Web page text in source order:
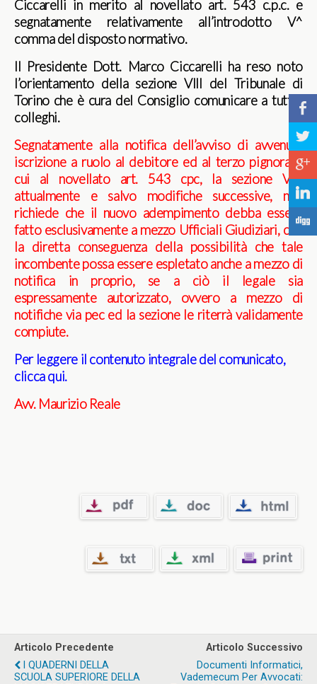
Ciccarelli in merito al novellato art. 543 c.p.c. e
segnatamente relativamente all’introdotto V^
comma del disposto normativo.
Il Presidente Dott. Marco Ciccarelli ha reso noto
l’orientamento della sezione VIII del Tribunale di
Torino che è cura del Consiglio comunicare a tutti i
colleghi.
Segnatamente alla notifica dell’avviso di avvenuta
iscrizione a ruolo al debitore ed al terzo pignorato
cui al novellato art. 543 cpc, la sezione VIII,
attualmente e salvo modifiche successive, non
richiede che il nuovo adempimento debba essere
fatto esclusivamente a mezzo Ufficiali Giudiziari, con
la diretta conseguenza della possibilità che tale
incombente possa essere espletato anche a mezzo di
notifica in proprio, se a ciò il legale sia
espressamente autorizzato, ovvero a mezzo di
notifiche via pec ed la sezione le riterrà validamente
compiute.
Per leggere il contenuto integrale del comunicato,
clicca qui.
Avv. Maurizio Reale
Articolo Precedente
I QUADERNI DELLA
SCUOLA SUPERIORE DELLA
Articolo Successivo
Documenti Informatici,
Vademecum Per Avvocati:
b
a
c
j
F